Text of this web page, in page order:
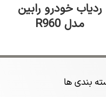
ردیاب خودرو رابین
مدل R960
بندی ها